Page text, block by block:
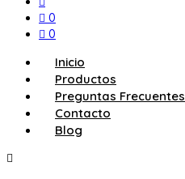
0
0
Inicio
Productos
Preguntas Frecuentes
Contacto
Blog